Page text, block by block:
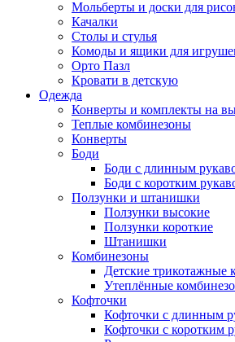
Мольберты и доски для
Качалки
Столы и стулья
Комоды и ящики для
Орто Пазл
Кровати в детскую
Одежда
Конверты и комплекты на
Теплые комбинезоны
Конверты
Боди
Боди с длинным
Боди с коротким
Ползунки и штанишки
Ползунки высокие
Ползунки короткие
Штанишки
Комбинезоны
Детские трикотажные
Утеплённые
Кофточки
Кофточки с длинным
Кофточки с коротким